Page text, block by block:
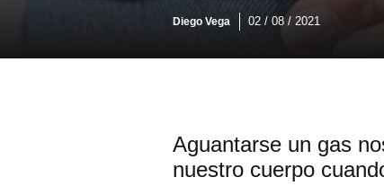
Diego Vega 02 / 08 / 2021
Aguantarse un gas
nuestro cuerpo